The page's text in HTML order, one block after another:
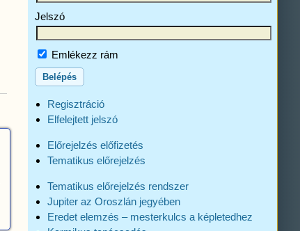
Jelszó
Emlékezz rám
Regisztráció
Elfelejtett jelszó
Előrejelzés előfizetés
Tematikus előrejelzés
Tematikus előrejelzés rendszer
Jupiter az Oroszlán jegyében
Eredet elemzés – mesterkulcs a képletedhez